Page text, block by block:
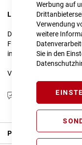
Werbung auf
Verwendung
weitere
Sie in den
LIEFERZEIT im
Dieser Artikel ist nicht
Für Anfragen zur
info@cube-store-
Vergleichsliste:
Produktanfrage
Produkt Details